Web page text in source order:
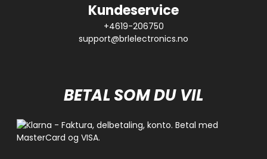
Kundeservice
+4619-206750
support@brlelectronics.no
BETAL SOM DU VIL